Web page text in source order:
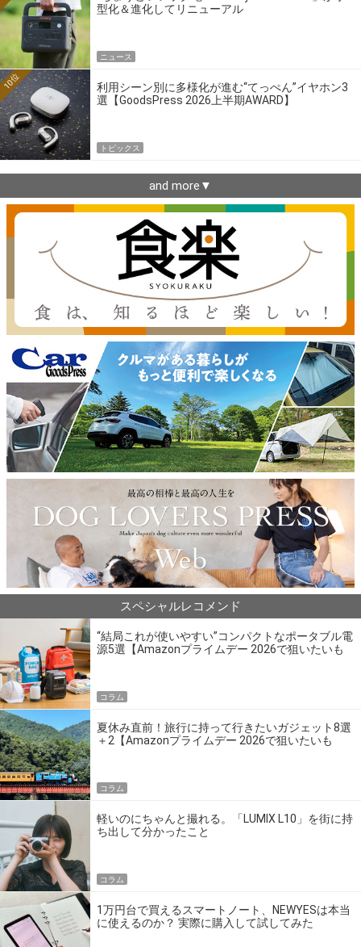
型化＆進化してリニューアル
ニュース
利用シーン別に多様化が進む“てっぺん”イヤホン3
選【GoodsPress 2026上半期AWARD】
10位
トピックス
and more▼
スペシャルレコメンド
“結局これが使いやすい”コンパクトなポータブル電
源5選【Amazonプライムデー 2026で狙いたいも
コラム
夏休み直前！旅行に持って行きたいガジェット8選
＋2【Amazonプライムデー 2026で狙いたいも
コラム
軽いのにちゃんと撮れる。「LUMIX L10」を街に持
ち出して分かったこと
コラム
1万円台で買えるスマートノート、NEWYESは本当
に使えるのか？ 実際に購入して試してみた